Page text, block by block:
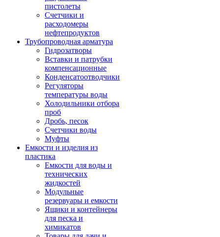
пистолеты
Счетчики и
расходомеры
нефтепродуктов
Трубопроводная арматура
Гидрозатворы
Вставки и патрубки
компенсационные
Конденсатоотводчики
Регуляторы
температуры воды
Холодильники отбора
проб
Дробь, песок
Счетчики воды
Муфты
Емкости и изделия из
пластика
Емкости для воды и
технических
жидкостей
Модульные
резервуары и емкости
Ящики и контейнеры
для песка и
химикатов